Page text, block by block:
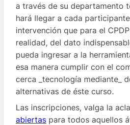
a través de su departamento
hará llegar a cada
intervención que para el
realidad, del dato
pueda ingresar a la
esa manera cumplir con el
cerca _tecnología mediante_
alternativas de éste curso.
Las inscripciones, valga la
abiertas para todos aquellos